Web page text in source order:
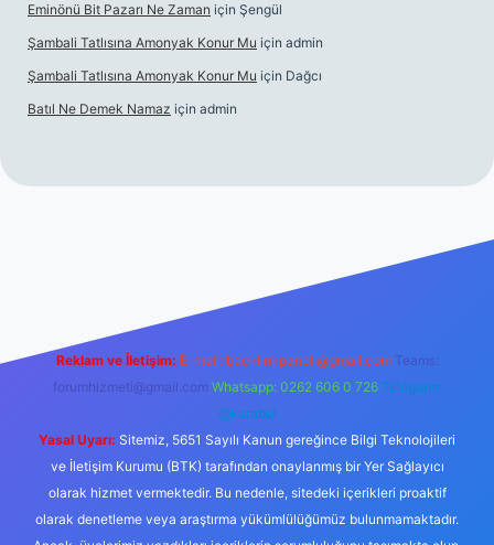
Eminönü Bit Pazarı Ne Zaman için Şengül
Şambali Tatlısına Amonyak Konur Mu için admin
Şambali Tatlısına Amonyak Konur Mu için Dağcı
Batıl Ne Demek Namaz için admin
Reklam ve İletişim: E-mail: backlinkpaneli@gmail.com Teams:
forumhizmeti@gmail.com Whatsapp: 0262 606 0 726 Telegram:
@karabul
Yasal Uyarı: Sitemiz, 5651 Sayılı Kanun gereğince Bilgi Teknolojileri
ve İletişim Kurumu (BTK) tarafından onaylanmış bir Yer Sağlayıcı
olarak hizmet vermektedir. Bu nedenle, sitedeki içerikleri proaktif
olarak denetleme veya araştırma yükümlülüğümüz bulunmamaktadır.